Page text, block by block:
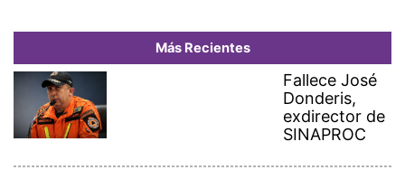
Más Recientes
Fallece José
Donderis,
exdirector de
SINAPROC